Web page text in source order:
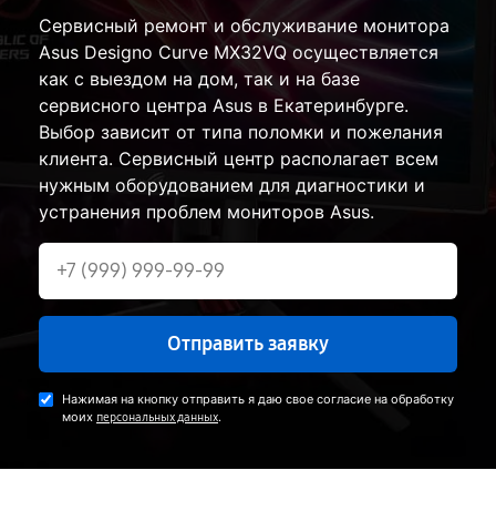
Сервисный ремонт и обслуживание монитора
Asus Designo Curve MX32VQ осуществляется
как с выездом на дом, так и на базе
сервисного центра Asus в Екатеринбурге.
Выбор зависит от типа поломки и пожелания
клиента. Сервисный центр располагает всем
нужным оборудованием для диагностики и
устранения проблем мониторов Asus.
Отправить заявку
Нажимая на кнопку отправить я даю свое согласие на обработку
моих персональных данных.